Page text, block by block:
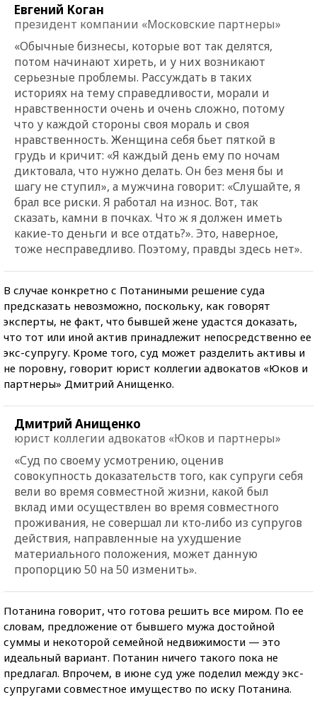
Евгений Коган
президент компании «Московские партнеры»
«Обычные бизнесы, которые вот так делятся,
потом начинают хиреть, и у них возникают
серьезные проблемы. Рассуждать в таких
историях на тему справедливости, морали и
нравственности очень и очень сложно, потому
что у каждой стороны своя мораль и своя
нравственность. Женщина себя бьет пяткой в
грудь и кричит: «Я каждый день ему по ночам
диктовала, что нужно делать. Он без меня бы и
шагу не ступил», а мужчина говорит: «Слушайте, я
брал все риски. Я работал на износ. Вот, так
сказать, камни в почках. Что ж я должен иметь
какие-то деньги и все отдать?». Это, наверное,
тоже несправедливо. Поэтому, правды здесь нет».
В случае конкретно с Потаниными решение суда
предсказать невозможно, поскольку, как говорят
эксперты, не факт, что бывшей жене удастся доказать,
что тот или иной актив принадлежит непосредственно ее
экс-супругу. Кроме того, суд может разделить активы и
не поровну, говорит юрист коллегии адвокатов «Юков и
партнеры» Дмитрий Анищенко.
Дмитрий Анищенко
юрист коллегии адвокатов «Юков и партнеры»
«Суд по своему усмотрению, оценив
совокупность доказательств того, как супруги себя
вели во время совместной жизни, какой был
вклад ими осуществлен во время совместного
проживания, не совершал ли кто-либо из супругов
действия, направленные на ухудшение
материального положения, может данную
пропорцию 50 на 50 изменить».
Потанина говорит, что готова решить все миром. По ее
словам, предложение от бывшего мужа достойной
суммы и некоторой семейной недвижимости — это
идеальный вариант. Потанин ничего такого пока не
предлагал. Впрочем, в июне суд уже поделил между экс-
супругами совместное имущество по иску Потанина.